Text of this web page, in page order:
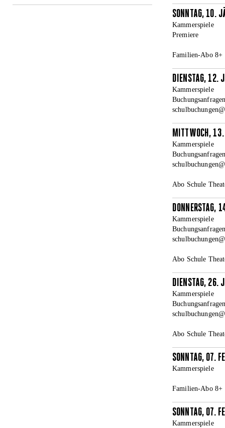
SONNTAG, 10.
Kammerspiele
Premiere
Familien-Abo 8+
DIENSTAG, 12.
Kammerspiele
MITTWOCH,
Kammerspiele
Abo Schule
DONNERSTAG,
Kammerspiele
Abo Schule
DIENSTAG, 26.
Kammerspiele
Abo Schule
SONNTAG, 07.
Kammerspiele
Familien-Abo 8+
SONNTAG, 07.
Kammerspiele